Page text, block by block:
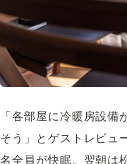
「各部屋に冷暖房設備
そう」とゲストレビュ
名全員が快眠。翌朝は